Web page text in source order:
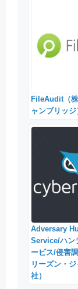
FileAudit（
ャンブリッジ
Adversary
Service/ハン
ービス/侵害
リーズン・
社）